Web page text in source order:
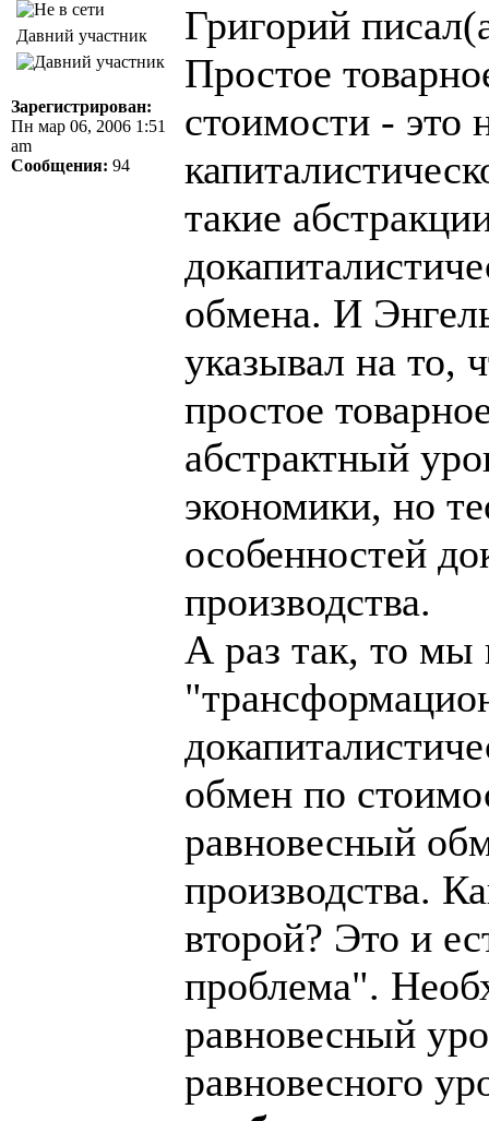
Давний участник
Зарегистрирован:
Пн мар 06, 2006 1:51
am
Сообщения: 94
Григорий
Простое
стоимости - это
такие
обмена. И
указывал на то,
простое
абстрактный
экономики, но
особенностей
производства.
А раз так, то мы
обмен по
равновесный
производства.
второй? Это и
проблема".
равновесный
равновесного